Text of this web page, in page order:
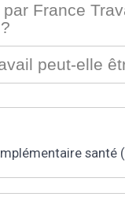
France
peut-elle